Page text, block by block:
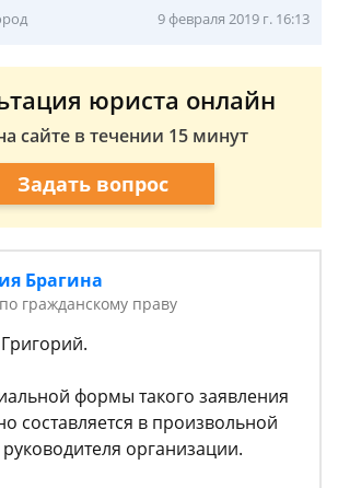
9 февраля 2019 г. 16:13
юриста онлайн
сайте в течении 15 минут
Задать вопрос
Брагина
гражданскому праву
формы такого заявления
составляется в произвольной
организации.